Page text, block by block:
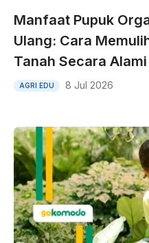
Manfaat Pupuk
Ulang: Cara
Tanah Secara Alami
AGRI EDU 8 Jul 2026